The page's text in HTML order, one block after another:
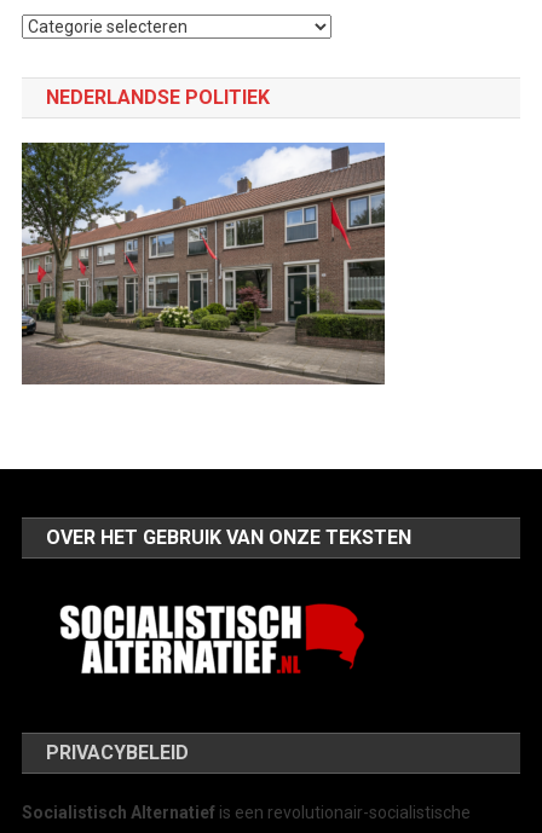
Selecteer
NEDERLANDSE POLITIEK
OVER HET GEBRUIK VAN ONZE TEKSTEN
PRIVACYBELEID
Socialistisch Alternatief is een revolutionair-socialistische